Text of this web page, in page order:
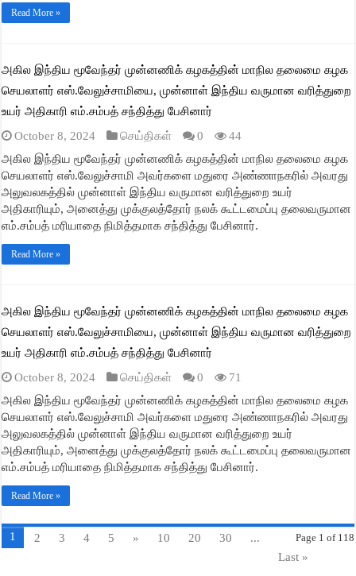
Read More »
அகில இந்திய மூவேந்தர் முன்னணிக் கழகத்தின் மாநில தலைமை கழக
செயலாளர் எஸ்.வேலுச்சாமியை, முன்னாள் இந்திய வருமான வரித்துறை
உயர் அதிகாரி எம்.சம்பத் சந்தித்து பேசினார்
October 8, 2024
செய்திகள் 0
44
அகில இந்திய மூவேந்தர் முன்னணிக் கழகத்தின் மாநில தலைமை கழக
செயலாளர் எஸ்.வேலுச்சாமி அவர்களை மதுரை அண்ணாநகரில் அவரது
அலுவலகத்தில் முன்னாள் இந்திய வருமான வரித்துறை உயர்
அதிகாரியும், அனைத்து முக்குலத்தோர் நலக் கூட்டமைப்பு தலைவருமான
எம்.சம்பத் மரியாதை நிமித்தமாக சந்தித்து பேசினார்.
Read More »
அகில இந்திய மூவேந்தர் முன்னணிக் கழகத்தின் மாநில தலைமை கழக
செயலாளர் எஸ்.வேலுச்சாமியை, முன்னாள் இந்திய வருமான வரித்துறை
உயர் அதிகாரி எம்.சம்பத் சந்தித்து பேசினார்
October 8, 2024
செய்திகள் 0
71
அகில இந்திய மூவேந்தர் முன்னணிக் கழகத்தின் மாநில தலைமை கழக
செயலாளர் எஸ்.வேலுச்சாமி அவர்களை மதுரை அண்ணாநகரில் அவரது
அலுவலகத்தில் முன்னாள் இந்திய வருமான வரித்துறை உயர்
அதிகாரியும், அனைத்து முக்குலத்தோர் நலக் கூட்டமைப்பு தலைவருமான
எம்.சம்பத் மரியாதை நிமித்தமாக சந்தித்து பேசினார்.
Read More »
Page 1 of 118
1 2 3 4 5 » 10 20 30
...
Last »